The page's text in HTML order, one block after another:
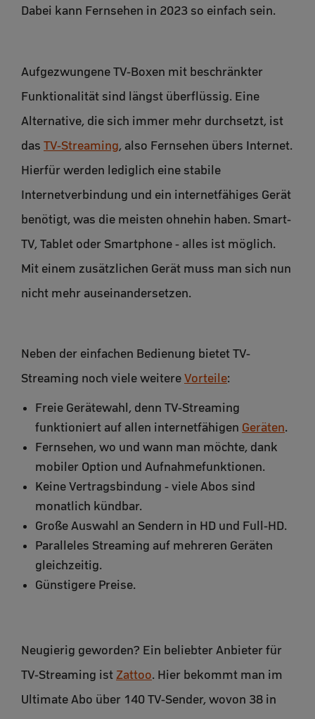
Dabei kann Fernsehen in 2023 so einfach sein.
Aufgezwungene TV-Boxen mit beschränkter
Funktionalität sind längst überflüssig. Eine
Alternative, die sich immer mehr durchsetzt, ist
das TV-Streaming, also Fernsehen übers Internet.
Hierfür werden lediglich eine stabile
Internetverbindung und ein internetfähiges Gerät
benötigt, was die meisten ohnehin haben. Smart-
TV, Tablet oder Smartphone - alles ist möglich.
Mit einem zusätzlichen Gerät muss man sich nun
nicht mehr auseinandersetzen.
Neben der einfachen Bedienung bietet TV-
Streaming noch viele weitere Vorteile:
Freie Gerätewahl, denn TV-Streaming
funktioniert auf allen internetfähigen Geräten.
Fernsehen, wo und wann man möchte, dank
mobiler Option und Aufnahmefunktionen.
Keine Vertragsbindung - viele Abos sind
monatlich kündbar.
Große Auswahl an Sendern in HD und Full-HD.
Paralleles Streaming auf mehreren Geräten
gleichzeitig.
Günstigere Preise.
Neugierig geworden? Ein beliebter Anbieter für
TV-Streaming ist Zattoo. Hier bekommt man im
Ultimate Abo über 140 TV-Sender, wovon 38 in